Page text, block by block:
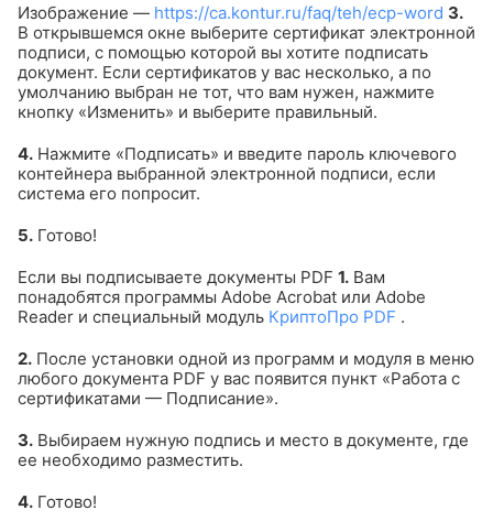
Изображение — https://ca.kontur.ru/faq/teh/ecp-word 3.
В открывшемся окне выберите сертификат электронной
подписи, с помощью которой вы хотите подписать
документ. Если сертификатов у вас несколько, а по
умолчанию выбран не тот, что вам нужен, нажмите
кнопку «Изменить» и выберите правильный.
4. Нажмите «Подписать» и введите пароль ключевого
контейнера выбранной электронной подписи, если
система его попросит.
5. Готово!
Если вы подписываете документы PDF 1. Вам
понадобятся программы Adobe Acrobat или Adobe
Reader и специальный модуль КриптоПро PDF .
2. После установки одной из программ и модуля в меню
любого документа PDF у вас появится пункт «Работа с
сертификатами — Подписание».
3. Выбираем нужную подпись и место в документе, где
ее необходимо разместить.
4. Готово!